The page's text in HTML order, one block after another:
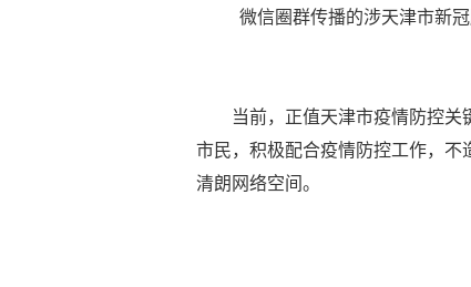
微信圈群传播的涉天津市新
当前，正值天津市疫情防控
市民，积极配合疫情防控工作，
清朗网络空间。